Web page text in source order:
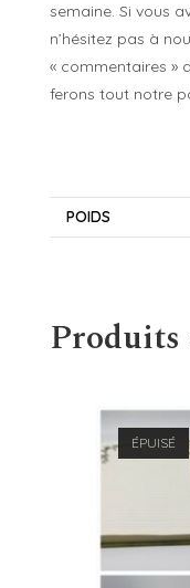
semaine. Si vous
n’hésitez pas à
« commentaires »
ferons tout notre
POIDS
ÉPUISÉ